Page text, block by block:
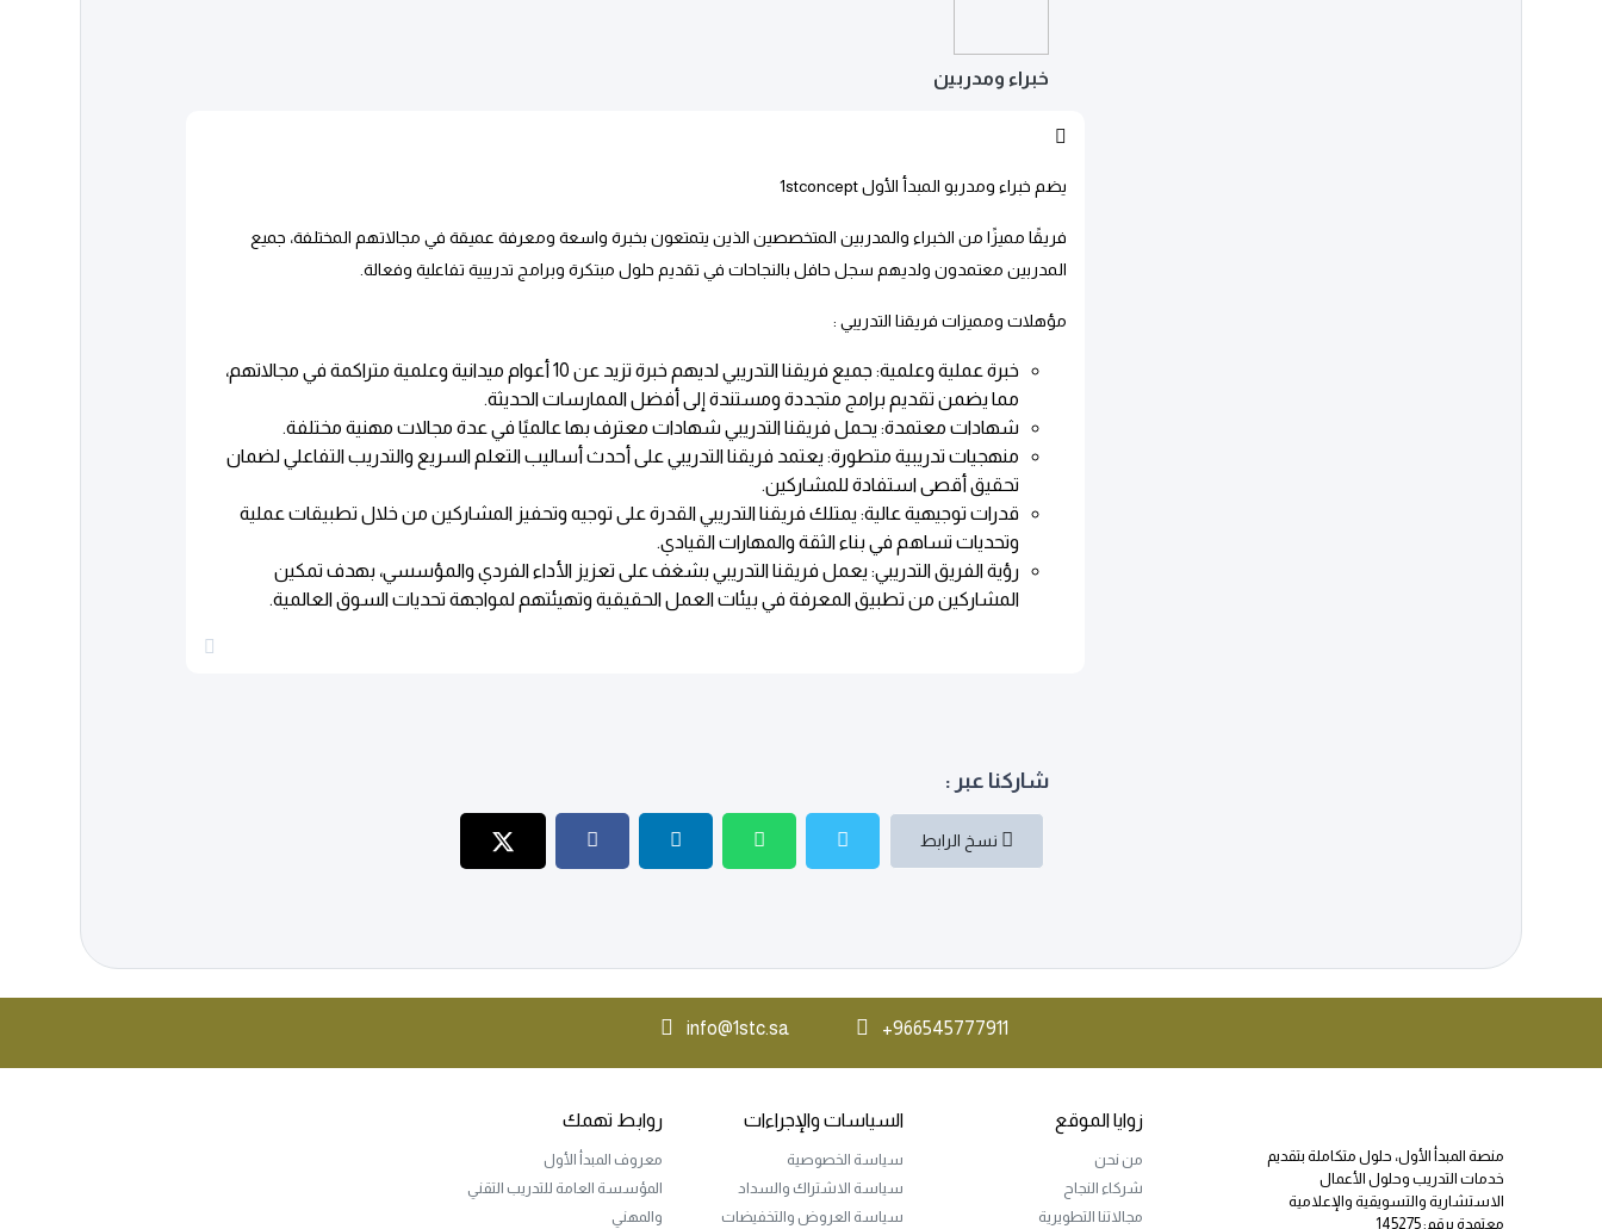
خبراء ومدربين
يضم خبراء ومدربو المبدأ الأول1stconcept
فريقًا مميزًا من الخبراء والمدربين المتخصصين الذين يتمتعون بخبرة واسعة ومعرفة عميقة في مجالاتهم المختلفة، جميع
المدربين معتمدون ولديهم سجل حافل بالنجاحات في تقديم حلول مبتكرة وبرامج تدريبية تفاعلية وفعالة.
مؤهلات ومميزات فريقنا التدريبي :
خبرة عملية وعلمية: جميع فريقنا التدريبي لديهم خبرة تزيد عن 10 أعوام ميدانية وعلمية متراكمة في مجالاتهم،
مما يضمن تقديم برامج متجددة ومستندة إلى أفضل الممارسات الحديثة.
شهادات معتمدة: يحمل فريقنا التدريبي شهادات معترف بها عالميًا في عدة مجالات مهنية مختلفة.
منهجيات تدريبية متطورة: يعتمد فريقنا التدريبي على أحدث أساليب التعلم السريع والتدريب التفاعلي لضمان
تحقيق أقصى استفادة للمشاركين.
قدرات توجيهية عالية: يمتلك فريقنا التدريبي القدرة على توجيه وتحفيز المشاركين من خلال تطبيقات عملية
وتحديات تساهم في بناء الثقة والمهارات القيادي.
رؤية الفريق التدريبي: يعمل فريقنا التدريبي بشغف على تعزيز الأداء الفردي والمؤسسي، بهدف تمكين
المشاركين من تطبيق المعرفة في بيئات العمل الحقيقية وتهيئتهم لمواجهة تحديات السوق العالمية.
شاركنا عبر :
نسخ الرابط
966545777911+
info@1stc.sa
منصة المبدأ الأول، حلول متكاملة بتقديم
خدمات التدريب وحلول الأعمال
الاستشارية والتسويقية والإعلامية
معتمدة برقم: 145275
زوايا الموقع
من نحن
شركاء النجاح
مجالاتنا التطويرية
السياسات والإجراءات
سياسة الخصوصية
سياسة الاشتراك والسداد
سياسة العروض والتخفيضات
روابط تهمك
معروف المبدأ الأول
المؤسسة العامة للتدريب التقني
والمهني